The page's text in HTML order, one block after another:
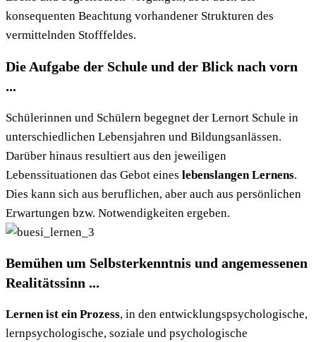
konsequenten Beachtung vorhandener Strukturen des
vermittelnden Stofffeldes.
Die Aufgabe der Schule und der Blick nach vorn
...
Schülerinnen und Schülern begegnet der Lernort Schule in
unterschiedlichen Lebensjahren und Bildungsanlässen.
Darüber hinaus resultiert aus den jeweiligen
Lebenssituationen das Gebot eines lebenslangen Lernens.
Dies kann sich aus beruflichen, aber auch aus persönlichen
Erwartungen bzw. Notwendigkeiten ergeben.
Bemühen um Selbsterkenntnis und angemessenen
Realitätssinn ...
Lernen ist ein Prozess, in den entwicklungspsychologische,
lernpsychologische, soziale und psychologische